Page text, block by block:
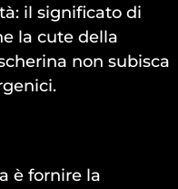
il significato di
la cute della
non subisca
è fornire la